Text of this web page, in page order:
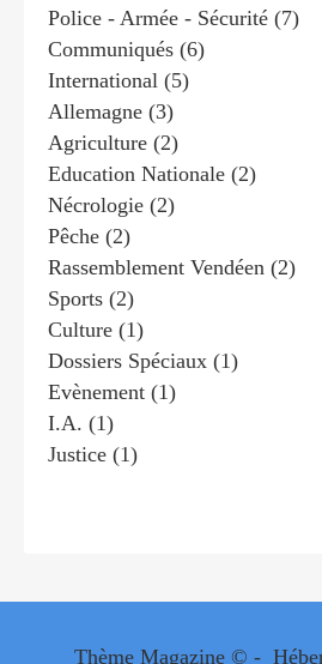
Police - Armée - Sécurité (7)
Communiqués (6)
International (5)
Allemagne (3)
Agriculture (2)
Education Nationale (2)
Nécrologie (2)
Pêche (2)
Rassemblement Vendéen (2)
Sports (2)
Culture (1)
Dossiers Spéciaux (1)
Evènement (1)
I.a. (1)
Justice (1)
Thème Magazine © -